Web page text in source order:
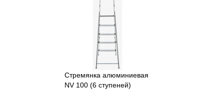
Стремянка алюминиевая
NV 100 (6 ступеней)